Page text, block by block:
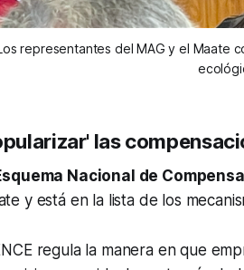
representantes del MAG y el Maate
las
Nacional de
y está en la lista de los
regula la manera en que